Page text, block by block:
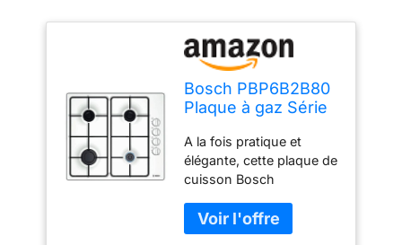
Bosch PBP6B2B80
Plaque à gaz Série
cuisson encastrable
4 Feux - 60 cm -
Puissance 7400 W -
Blanc
A la fois pratique et
élégante, cette plaque de
cuisson Bosch
4 brûleurs d'une
puissance allant de 1700